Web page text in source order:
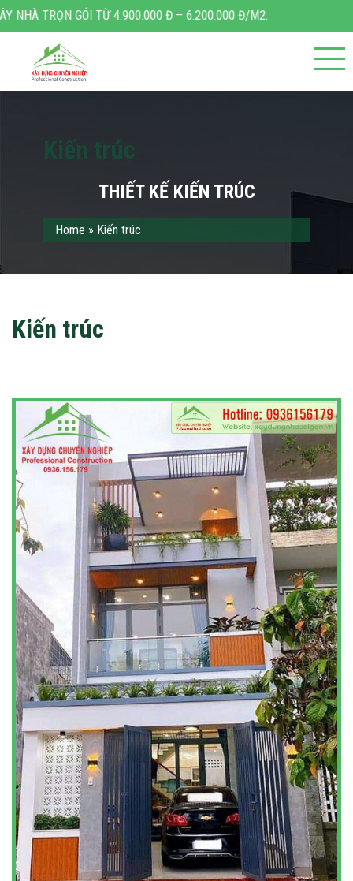
4.900.000 Đ – 6.200.000 Đ/M2.
Kiến trúc
THIẾT KẾ KIẾN TRÚC
Home » Kiến trúc
Kiến trúc